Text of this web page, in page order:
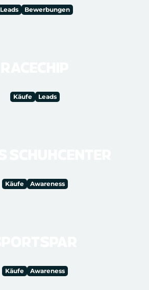
Leads Bewerbungen
Käufe Leads
Käufe Awareness
Käufe Awareness